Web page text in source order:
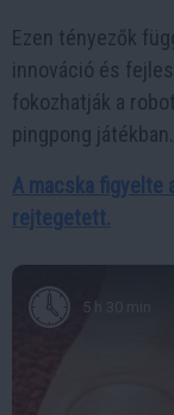
Ezen tényezők
innováció és
fokozhatják a
pingpong játékban.
A macska figyelte
rejtegetett.
5 h 30 min